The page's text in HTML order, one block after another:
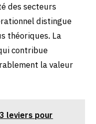
des secteurs
distingue
théoriques. La
contribue
la valeur
leviers pour